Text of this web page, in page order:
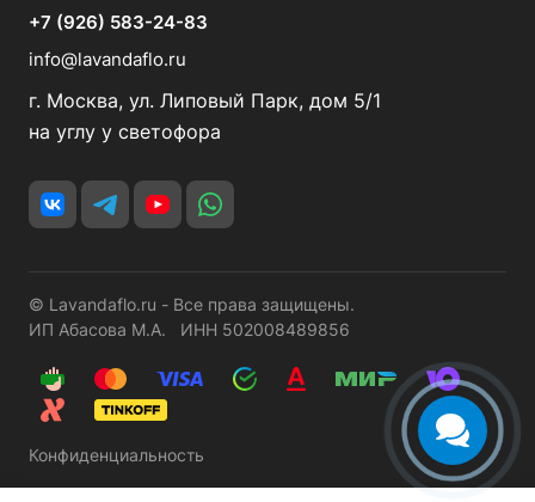
+7 (926) 583-24-83
info@lavandaflo.ru
г. Москва, ул. Липовый Парк, дом 5/1
на углу у светофора
© Lavandaflo.ru - Все права защищены.
ИП Абасова М.А. ИНН 502008489856
Конфиденциальность